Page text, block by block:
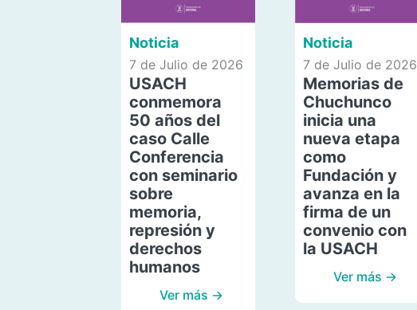
Noticia
7 de Julio de 2026
USACH
conmemora
50 años del
caso Calle
Conferencia
con seminario
sobre
memoria,
represión y
derechos
humanos
Ver más →
Noticia
7 de Julio de 2026
Memorias de
Chuchunco
inicia una
nueva etapa
como
Fundación y
avanza en la
firma de un
convenio con
la USACH
Ver más →